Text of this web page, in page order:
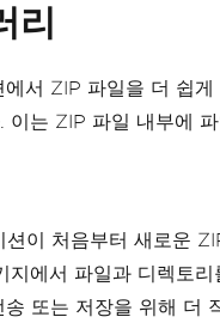
리
서 ZIP 파일을 더 쉽
는 ZIP 파일 내부에
션이 처음부터 새로운
지에서 파일과 디렉토
또는 저장을 위해 더